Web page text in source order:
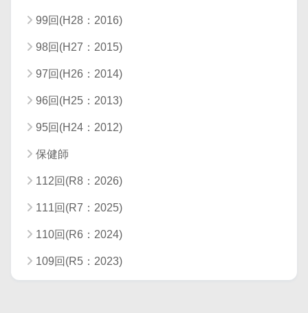
99回(H28：2016)
98回(H27：2015)
97回(H26：2014)
96回(H25：2013)
95回(H24：2012)
保健師
112回(R8：2026)
111回(R7：2025)
110回(R6：2024)
109回(R5：2023)